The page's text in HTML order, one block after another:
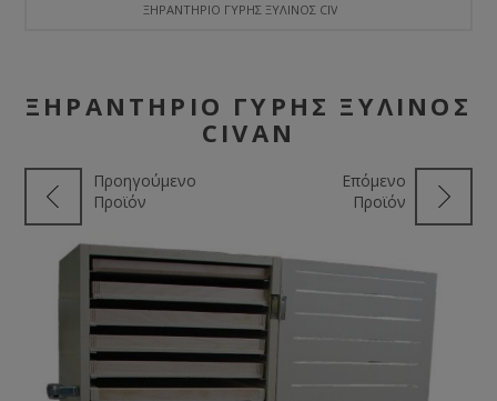
ΞΗΡΑΝΤΉΡΙΟ ΓΎΡΗΣ ΞΎΛΙΝΟΣ CIVAN
ΞΗΡΑΝΤΉΡΙΟ ΓΎΡΗΣ ΞΎΛΙΝΟΣ
CIVAN
Προηγούμενο
Προϊόν
Επόμενο
Προϊόν